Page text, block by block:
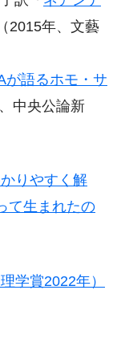
2015年、文藝
が語るホモ・サ
中央公論新
りやすく解
て生まれたの
学賞2022年）